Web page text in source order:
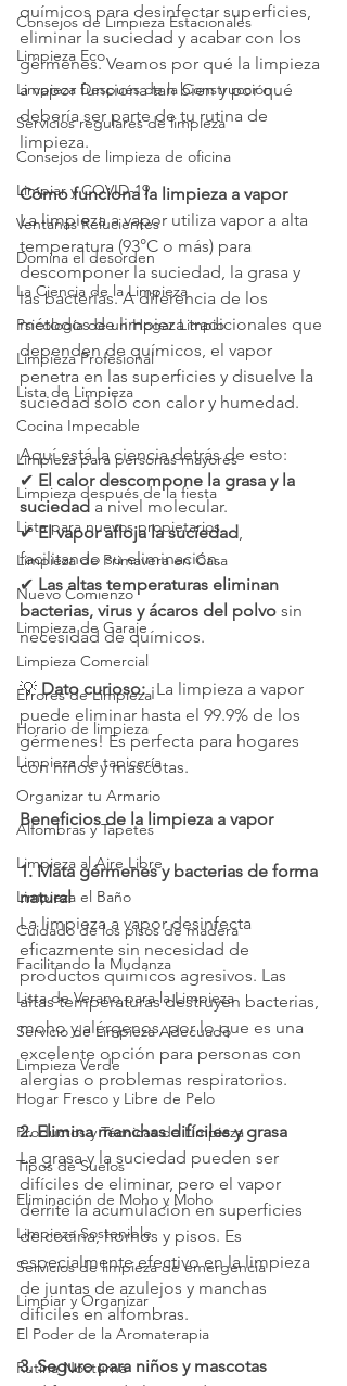
Consejos de Limpieza Estacionales
Limpieza Eco
Limpieza Después de la Construcción
Servicios regulares de limpieza
Consejos de limpieza de oficina
Limpiar y COVID-19
Ventanas Relucientes
Domina el desorden
La Ciencia de la Limpieza
Psicología de un Hogar Limpio
Limpieza Profesional
Lista de Limpieza
Cocina Impecable
Limpieza para personas mayores
Limpieza después de la fiesta
Lista para nuevos propietarios
Limpieza de Primavera en Casa
Nuevo Comienzo
Limpieza de Garaje
Limpieza Comercial
Errores de Limpieza
Horario de limpieza
Limpieza de tapicería
Organizar tu Armario
Alfombras y Tapetes
Limpieza al Aire Libre
Limpieza el Baño
Cuidado de los pisos de madera
Facilitando la Mudanza
Lista de Verano para la Limpieza
Servicio de Limpieza Adecuado
Limpieza Verde
Hogar Fresco y Libre de Pelo
Productos y Técnicas de Limpieza
Tipos de Suelos
Eliminación de Moho y Moho
Limpieza Sostenible
Servicios de limpieza de emergencia
Limpiar y Organizar
El Poder de la Aromaterapia
Rutina Nocturna
químicos para desinfectar superficies,
eliminar la suciedad y acabar con los
gérmenes. Veamos por qué la limpieza
a vapor funciona tan bien y por qué
debería ser parte de tu rutina de
limpieza.
Cómo funciona la limpieza a vapor
La limpieza a vapor utiliza vapor a alta
temperatura (93°C o más) para
descomponer la suciedad, la grasa y
las bacterias. A diferencia de los
métodos de limpieza tradicionales que
dependen de químicos, el vapor
penetra en las superficies y disuelve la
suciedad solo con calor y humedad.
Aquí está la ciencia detrás de esto:
✔ El calor descompone la grasa y la
suciedad a nivel molecular.
✔ El vapor afloja la suciedad,
facilitando su eliminación.
✔ Las altas temperaturas eliminan
bacterias, virus y ácaros del polvo sin
necesidad de químicos.
💡 Dato curioso: ¡La limpieza a vapor
puede eliminar hasta el 99.9% de los
gérmenes! Es perfecta para hogares
con niños y mascotas.
Beneficios de la limpieza a vapor
1. Mata gérmenes y bacterias de forma
natural
La limpieza a vapor desinfecta
eficazmente sin necesidad de
productos químicos agresivos. Las
altas temperaturas destruyen bacterias,
moho y alérgenos, por lo que es una
excelente opción para personas con
alergias o problemas respiratorios.
2. Elimina manchas difíciles y grasa
La grasa y la suciedad pueden ser
difíciles de eliminar, pero el vapor
derrite la acumulación en superficies
de cocina, hornos y pisos. Es
especialmente efectivo en la limpieza
de juntas de azulejos y manchas
difíciles en alfombras.
3. Seguro para niños y mascotas